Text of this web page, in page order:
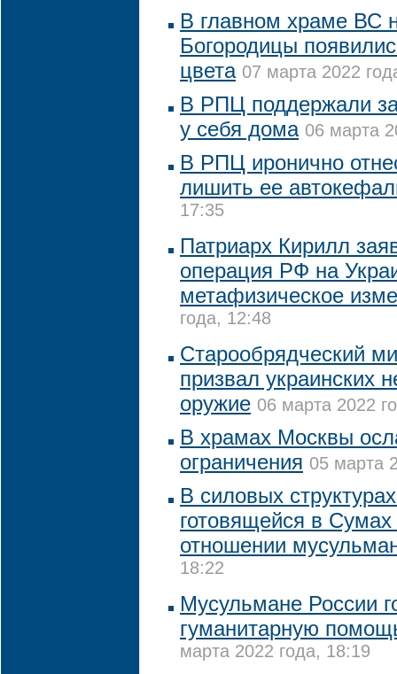
В главном храме ВС
Богородицы
цвета 07 марта 2022
В РПЦ поддержали
у себя дома 06 марта
В РПЦ иронично
лишить ее
17:35
Патриарх Кирилл
операция РФ на
метафизическое
года, 12:48
Старообрядческий
призвал украинских
оружие 06 марта 2022
В храмах Москвы
ограничения 05 марта
В силовых
готовящейся в
отношении
18:22
Мусульмане России
гуманитарную
марта 2022 года, 18:19